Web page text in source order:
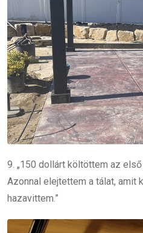
9. „150 dollárt költöttem az
Azonnal elejtettem a tálat, amit
hazavittem.”